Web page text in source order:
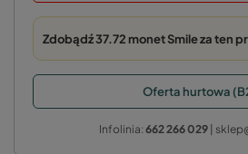
Zdobądź37.72 monetSmile za ten
Oferta hurtowa
Infolinia: 662 266 029 |